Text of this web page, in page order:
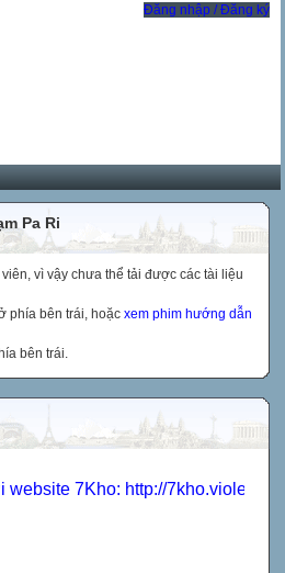
Đăng nhập / Đăng ký
Pa Ri
vì vậy chưa thể tải được các tài liệu
phía bên trái, hoặc xem phim hướng dẫn
bên trái.